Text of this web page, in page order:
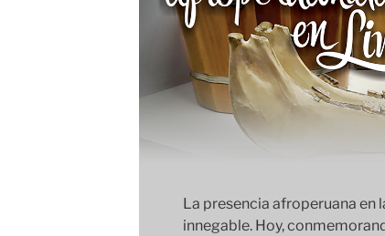
La presencia afroperuana en
innegable. Hoy,